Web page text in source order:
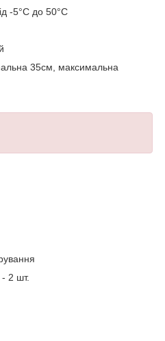
-5°C до 50°C
35см, максимальна
2 шт.